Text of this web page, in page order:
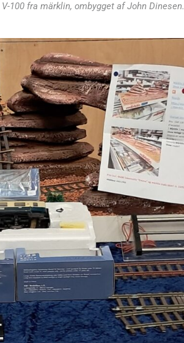
100 fra märklin, ombygget af John Dinesen.